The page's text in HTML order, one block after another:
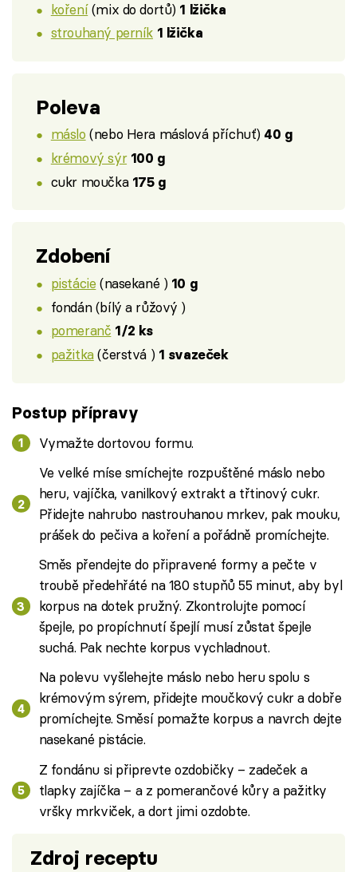
koření(mix do dortů) 1 lžička
strouhaný perník 1 lžička
Poleva
máslo (nebo Hera máslová příchuť) 40 g
krémový sýr 100 g
cukr moučka 175 g
Zdobení
pistácie (nasekané ) 10 g
fondán (bílý a růžový )
pomeranč 1/2 ks
pažitka(čerstvá ) 1 svazeček
Postup přípravy
Vymažte dortovou formu.
Ve velké míse smíchejte rozpuštěné máslo nebo
heru, vajíčka, vanilkový extrakt a třtinový cukr.
Přidejte nahrubo nastrouhanou mrkev, pak mouku,
prášek do pečiva a koření a pořádně promíchejte.
Směs přendejte do připravené formy a pečte v
troubě předehřáté na 180 stupňů 55 minut, aby byl
korpus na dotek pružný. Zkontrolujte pomocí
špejle, po propíchnutí špejlí musí zůstat špejle
suchá. Pak nechte korpus vychladnout.
Na polevu vyšlehejte máslo nebo heru spolu s
krémovým sýrem, přidejte moučkový cukr a dobře
promíchejte. Směsí pomažte korpus a navrch dejte
nasekané pistácie.
Z fondánu si připrevte ozdobičky – zadeček a
tlapky zajíčka – a z pomerančové kůry a pažitky
vršky mrkviček, a dort jimi ozdobte.
Zdroj receptu